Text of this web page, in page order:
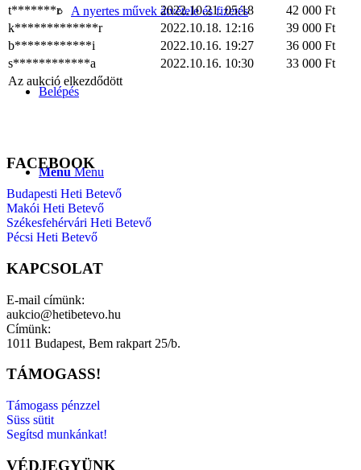
A nyertes művek átvétele és fizetés
Belépés
Menu Menu
t*******r
2022.10.21. 05:18 42 000 Ft
k*************r
2022.10.18. 12:16 39 000 Ft
b************i
2022.10.16. 19:27 36 000 Ft
s************a
2022.10.16. 10:30 33 000 Ft
Az aukció elkezdődött
FACEBOOK
Budapesti Heti Betevő
Makói Heti Betevő
Székesfehérvári Heti Betevő
Pécsi Heti Betevő
KAPCSOLAT
E-mail címünk:
aukcio@hetibetevo.hu
Címünk:
1011 Budapest, Bem rakpart 25/b.
TÁMOGASS!
Támogass pénzzel
Süss sütit
Segítsd munkánkat!
VÉDJEGYÜNK